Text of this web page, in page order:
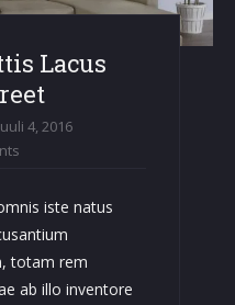
Lacus
4, 2016
iste natus
totam rem
ab illo inventore